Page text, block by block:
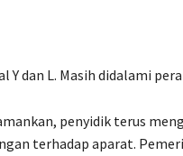
dan L. Masih didalami
penyidik terus
terhadap aparat.